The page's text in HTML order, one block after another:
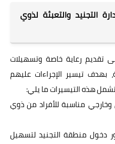
التجنيد والتعبئة لذوي
تقديم رعاية خاصة وتسهيلات
تيسير الإجراءات عليهم
هذه التيسيرات ما يلي:
مناسبة للأفراد من ذوي
منطقة التجنيد لتسهيل